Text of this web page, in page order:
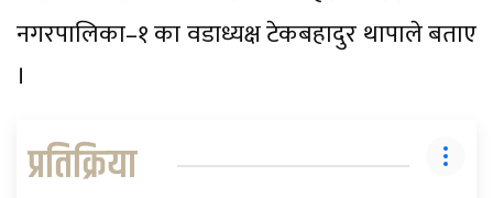
नगरपालिका–१ का वडाध्यक्ष टेकबहादुर थापाले बताए
।
प्रतिक्रिया